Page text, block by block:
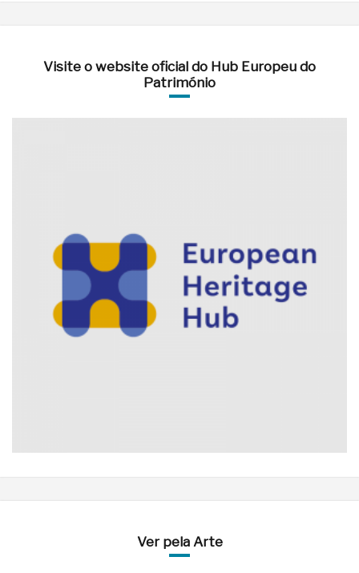
Visite o website oficial do Hub Europeu do
Património
Ver pela Arte